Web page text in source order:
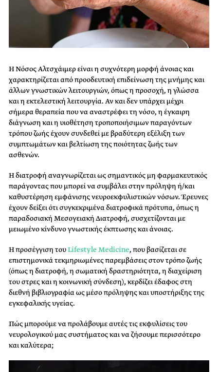
Η Νόσος Αλτσχάιμερ είναι η συχνότερη μορφή άνοιας και
χαρακτηρίζεται από προοδευτική επιδείνωση της μνήμης και
άλλων γνωστικών λειτουργιών, όπως η προσοχή, η γλώσσα
και η εκτελεστική λειτουργία. Αν και δεν υπάρχει μέχρι
σήμερα θεραπεία που να αναστρέφει τη νόσο, η έγκαιρη
διάγνωση και η υιοθέτηση τροποποιήσιμων παραγόντων
τρόπου ζωής έχουν συνδεθεί με βραδύτερη εξέλιξη των
συμπτωμάτων και βελτίωση της ποιότητας ζωής των
ασθενών.
Η διατροφή αναγνωρίζεται ως σημαντικός μη φαρμακευτικός
παράγοντας που μπορεί να συμβάλει στην πρόληψη ή/και
καθυστέρηση εμφάνισης νευροεκφυλιστικών νόσων. Έρευνες
έχουν δείξει ότι συγκεκριμένα διατροφικά πρότυπα, όπως η
παραδοσιακή Μεσογειακή Διατροφή, συσχετίζονται με
μειωμένο κίνδυνο γνωστικής έκπτωσης και άνοιας.
Η προσέγγιση τουLifestyle Medicine, που βασίζεται σε
επιστημονικά τεκμηριωμένες παρεμβάσεις στον τρόπο ζωής
(όπως η διατροφή, η σωματική δραστηριότητα, η διαχείριση
του στρες και η κοινωνική σύνδεση), κερδίζει έδαφος στη
διεθνή βιβλιογραφία ως μέσο πρόληψης και υποστήριξης της
εγκεφαλικής υγείας.
Πώς μπορούμε να προλάβουμε αυτές τις εκφυλίσεις του
νευρολογικού μας συστήματος και να ζήσουμε περισσότερο
και καλύτερα;